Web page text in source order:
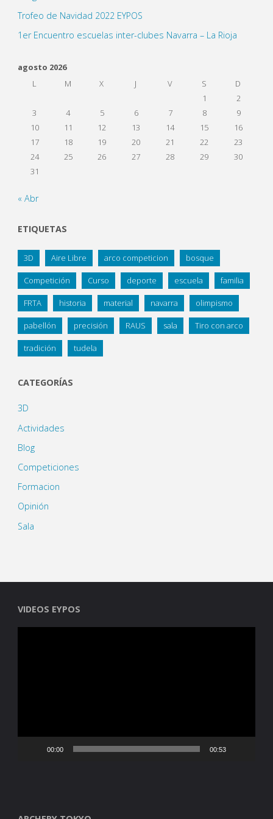
Trofeo de Navidad 2022 EYPOS
1er Encuentro escuelas inter-clubes Navarra – La Rioja
agosto 2026
L
M X J V S
D
1
2
3
4 5 6 7 8
9
10
11 12 13 14 15
16
17
18 19 20 21 22
23
24
25 26 27 28 29
30
31
« Abr
ETIQUETAS
3D Aire Libre arco competicion bosque
Competición Curso deporte escuela familia
FRTA historia material navarra olimpismo
pabellón precisión RAUS sala Tiro con arco
tradición tudela
CATEGORÍAS
3D
Actividades
Blog
Competiciones
Formacion
Opinión
Sala
VIDEOS EYPOS
00:00 00:53